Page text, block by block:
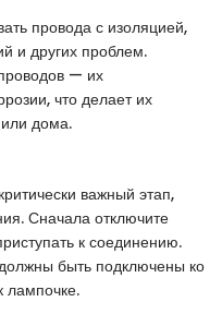
провода с изоляцией,
и других проблем.
— их
что делает их
дома.
важный этап,
Сначала отключите
к соединению.
быть подключены ко
лампочке.